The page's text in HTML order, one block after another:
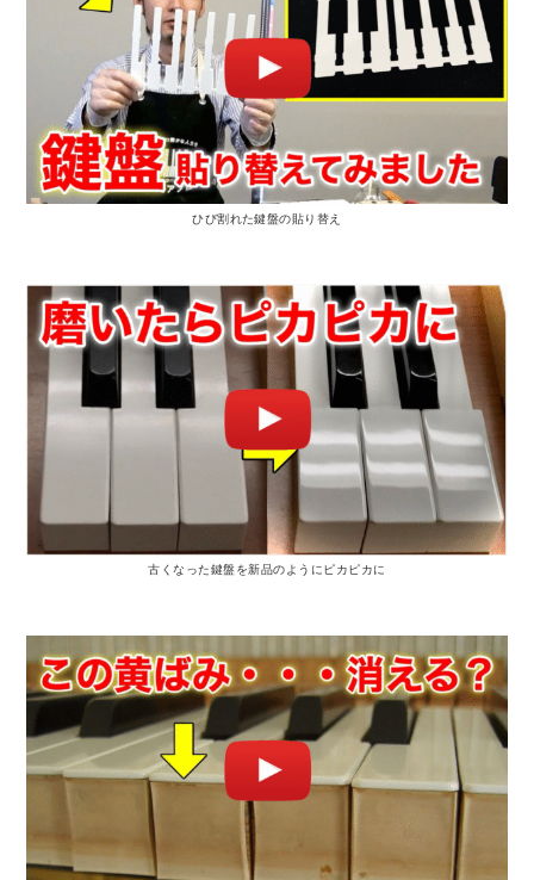
ひび割れた鍵盤の貼り替え
古くなった鍵盤を新品のようにピカピカに